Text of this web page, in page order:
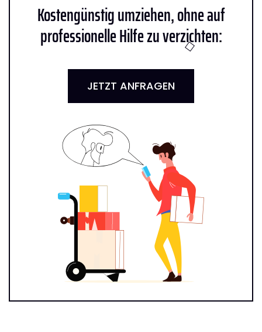
Kostengünstig umziehen, ohne auf
professionelle Hilfe zu verzichten:
JETZT ANFRAGEN